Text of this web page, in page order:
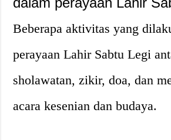
Beberapa aktivitas yang
perayaan Lahir Sabtu Legi
sholawatan, zikir, doa, dan
acara kesenian dan budaya.